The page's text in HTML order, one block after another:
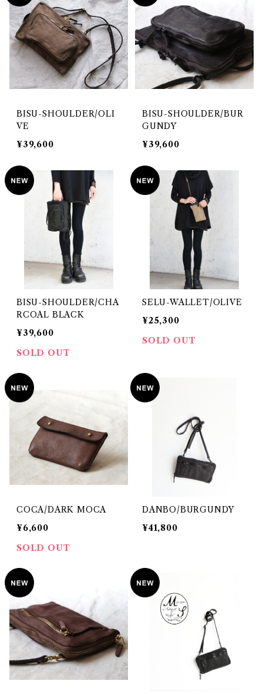
BISU-SHOULDER/OLI
VE
¥39,600
BISU-SHOULDER/BUR
GUNDY
¥39,600
BISU-SHOULDER/CHA
RCOAL BLACK
¥39,600
SOLD OUT
SELU-WALLET/OLIVE
¥25,300
SOLD OUT
COCA/DARK MOCA
¥6,600
SOLD OUT
DANBO/BURGUNDY
¥41,800